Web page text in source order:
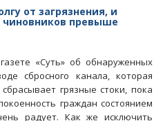
от загрязнения, и
превыше
«Суть» об обнаруженных
сбросного канала, которая
грязные стоки, пока
граждан состоянием
радует. Как же исключить